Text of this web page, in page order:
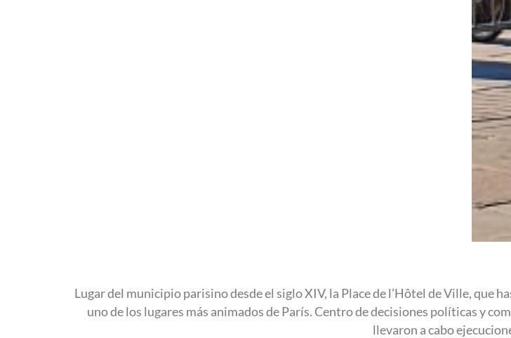
Lugar del municipio parisino desde el siglo XIV, la Place de l’Hôtel de Ville, que
uno de los lugares más animados de París. Centro de decisiones políticas y
llevaron a cabo